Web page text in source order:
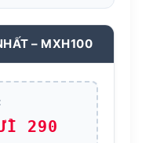
– MXH100
290